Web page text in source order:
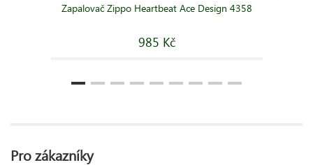
Zapalovač Zippo Heartbeat Ace Design 4358
985 Kč
Pro zákazníky